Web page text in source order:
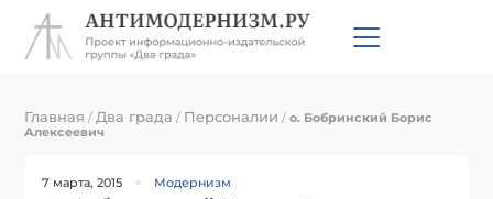
Главная / Два града / Персоналии /о. Бобринский Борис
Алексеевич
7 марта, 2015 Модернизм